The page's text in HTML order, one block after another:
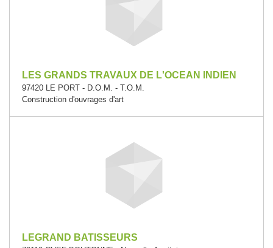
LES GRANDS TRAVAUX DE L'OCEAN INDIEN
97420 LE PORT - D.O.M. - T.O.M.
Construction d'ouvrages d'art
LEGRAND BATISSEURS